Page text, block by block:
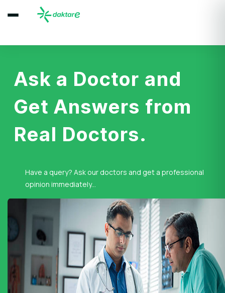
Ask a Doctor and
Get Answers from
Real Doctors.
Have a query? Ask our doctors and get a professional
opinion immediately...